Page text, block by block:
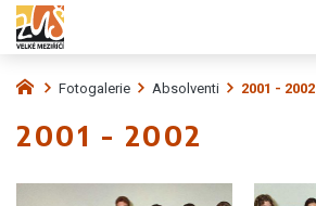
Fotogalerie Absolventi 2001 - 2002
2001 - 2002